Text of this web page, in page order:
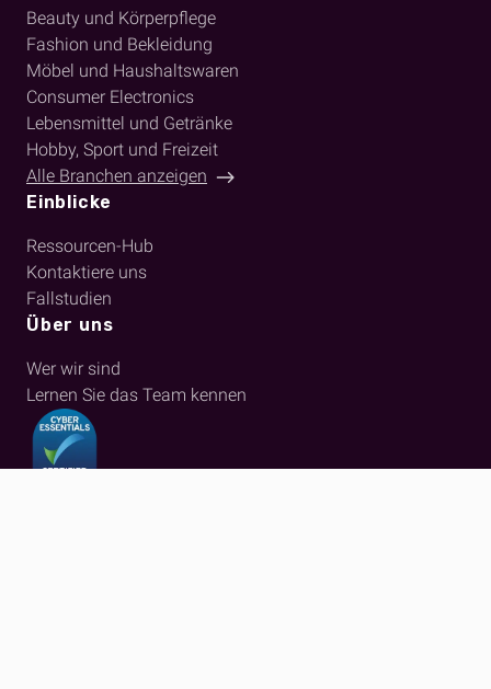
Beauty und Körperpflege
Fashion und Bekleidung
Möbel und Haushaltswaren
Consumer Electronics
Lebensmittel und Getränke
Hobby, Sport und Freizeit
Alle Branchen anzeigen
Einblicke
Ressourcen-Hub
Kontaktiere uns
Fallstudien
Über uns
Wer wir sind
Lernen Sie das Team kennen